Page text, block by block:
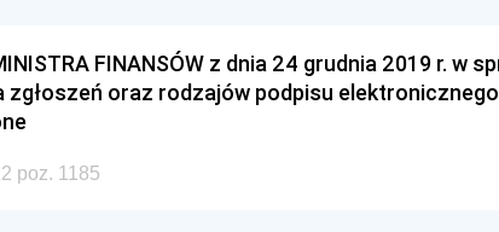
FINANSÓW z dnia 24 grudnia 2019 r. w
zgłoszeń oraz rodzajów podpisu
poz. 1185